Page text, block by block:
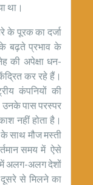
था।
के पूरक का दर्जा
के बढ़ते प्रभाव के
की अपेक्षा धन-
कर रहे हैं।
कंपनियों की
उनके पास परस्पर
नहीं होता है।
साथ मौज मस्ती
समय में ऐसे
में अलग-अलग देशों
से मिलने का